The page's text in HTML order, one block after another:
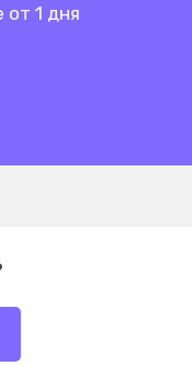
1 дня